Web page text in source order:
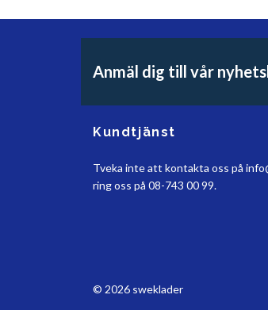
Anmäl dig till vår
Kundtjänst
Tveka inte att kontakta oss på
ring oss på 08-743 00 99.
© 2026 sweklader